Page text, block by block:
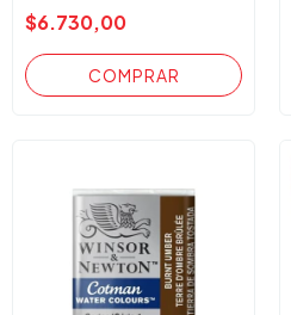
$6.730,00